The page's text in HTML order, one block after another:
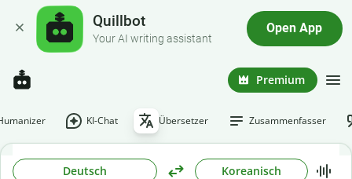
Quillbot
Your AI writing assistant
Open App
Premium
KI-Chat Übersetzer Zusammenfasser
Deutsch Koreanisch